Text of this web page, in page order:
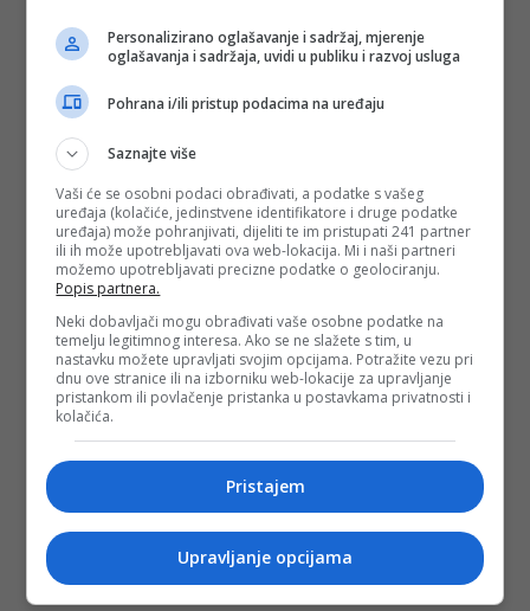
Personalizirano oglašavanje i sadržaj, mjerenje
oglašavanja i sadržaja, uvidi u publiku i razvoj usluga
Pohrana i/ili pristup podacima na uređaju
Saznajte više
Vaši će se osobni podaci obrađivati, a podatke s vašeg
uređaja (kolačiće, jedinstvene identifikatore i druge podatke
uređaja) može pohranjivati, dijeliti te im pristupati 241 partner
ili ih može upotrebljavati ova web-lokacija. Mi i naši partneri
možemo upotrebljavati precizne podatke o geolociranju.
Popis partnera.
Neki dobavljači mogu obrađivati vaše osobne podatke na
temelju legitimnog interesa. Ako se ne slažete s tim, u
nastavku možete upravljati svojim opcijama. Potražite vezu pri
dnu ove stranice ili na izborniku web-lokacije za upravljanje
pristankom ili povlačenje pristanka u postavkama privatnosti i
kolačića.
Pristajem
Upravljanje opcijama